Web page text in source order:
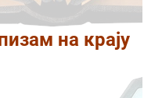
на крају